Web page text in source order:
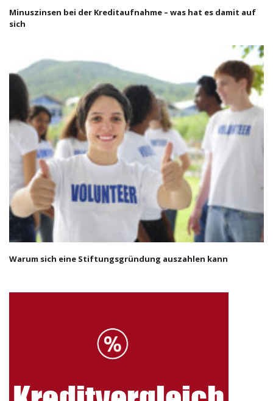
Minuszinsen bei der Kreditaufnahme – was hat es damit auf
sich
Warum sich eine Stiftungsgründung auszahlen kann